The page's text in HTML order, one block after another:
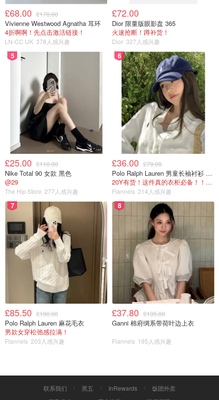
📧垃圾邮件是在线生活中的一个事实，因此，使用带有可靠
的反垃圾邮件技术的电子邮件程序（我最喜欢Gmail）避免
我已经提到的内容是最好的选择。
🔴图片来源于网络。
🙏谢谢阅读🙏
£68.00 £170.00
Vivienne Westwood Agnatha 耳环
4折啊啊！先点击激活链接！
LN-CC UK 378人感兴趣
£72.00
Dior 限量版眼影盘 365
火速抢断！蹲补货！
Dior 327人感兴趣
5
£25.00 £110.00
Nike Total 90 女款 黑色
@29
The Hip Store 277人感兴趣
6
£36.00 £79.00
Polo Ralph Lauren 男童长袖衬衫 Oxford
20Y有货！这件真的衣柜必备！！@蜜子不爱吃
Flannels 214人感兴趣
7
£85.50 £190.00
Polo Ralph Lauren 麻花毛衣
男款女穿松弛感拉满！
Flannels 203人感兴趣
8
£37.80 £135.00
Ganni 棉府绸系带荷叶边上衣
Flannels 195人感兴趣
联系我们 黑五 InRewards
饭团外卖